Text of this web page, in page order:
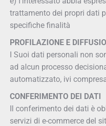
trattamento dei propri dati
specifiche finalità
PROFILAZIONE E
I Suoi dati personali non
ad alcun processo
automatizzato, ivi
CONFERIMENTO DEI DATI
Il conferimento dei dati è
servizi di e-commerce del
Iscriviti alla
Mantieniti sempre
convenzioni e le
prepara per te.
Inserisci il tuo